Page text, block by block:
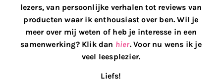
lezers, van persoonlijke verhalen tot reviews van
producten waar ik enthousiast over ben. Wil je
meer over mij weten of heb je interesse in een
samenwerking? Klik dan hier. Voor nu wens ik je
veel leesplezier.
Liefs!